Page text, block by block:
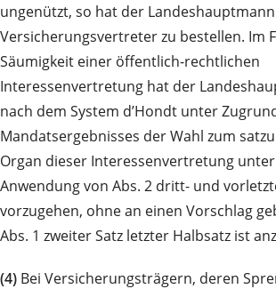
ungenützt, so hat der
Versicherungsvertreter zu bestellen. Im
Säumigkeit einer öffentlich-rechtlichen
Interessenvertretung hat der
nach dem System d’Hondt unter
Mandatsergebnisses der Wahl zum
Organ dieser Interessenvertretung
Anwendung von Abs. 2 dritt- und
vorzugehen, ohne an einen Vorschlag
Abs. 1 zweiter Satz letzter Halbsatz ist
(4) Bei Versicherungsträgern, deren